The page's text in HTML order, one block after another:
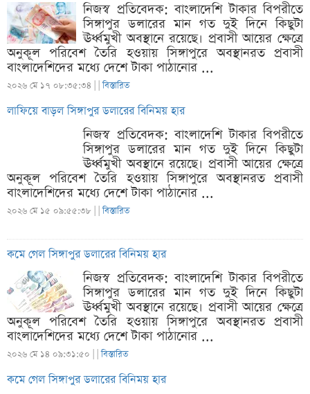
নিজস্ব প্রতিবেদক: বাংলাদেশি টাকার বিপরীতে
সিঙ্গাপুর ডলারের মান গত দুই দিনে কিছুটা
ঊর্ধ্বমুখী অবস্থানে রয়েছে। প্রবাসী আয়ের ক্ষেত্রে
অনুকূল পরিবেশ তৈরি হওয়ায় সিঙ্গাপুরে অবস্থানরত প্রবাসী
বাংলাদেশিদের মধ্যে দেশে টাকা পাঠানোর ...
২০২৬ মে ১৭ ০৮:৩৫:৩৪ | |বিস্তারিত
লাফিয়ে বাড়ল সিঙ্গাপুর ডলারের বিনিময় হার
নিজস্ব প্রতিবেদক: বাংলাদেশি টাকার বিপরীতে
সিঙ্গাপুর ডলারের মান গত দুই দিনে কিছুটা
ঊর্ধ্বমুখী অবস্থানে রয়েছে। প্রবাসী আয়ের ক্ষেত্রে
অনুকূল পরিবেশ তৈরি হওয়ায় সিঙ্গাপুরে অবস্থানরত প্রবাসী
বাংলাদেশিদের মধ্যে দেশে টাকা পাঠানোর ...
২০২৬ মে ১৫ ০৯:৫৫:৩৮ | |বিস্তারিত
কমে গেল সিঙ্গাপুর ডলারের বিনিময় হার
নিজস্ব প্রতিবেদক: বাংলাদেশি টাকার বিপরীতে
সিঙ্গাপুর ডলারের মান গত দুই দিনে কিছুটা
ঊর্ধ্বমুখী অবস্থানে রয়েছে। প্রবাসী আয়ের ক্ষেত্রে
অনুকূল পরিবেশ তৈরি হওয়ায় সিঙ্গাপুরে অবস্থানরত প্রবাসী
বাংলাদেশিদের মধ্যে দেশে টাকা পাঠানোর ...
২০২৬ মে ১৪ ০৯:৩১:৫০ | |বিস্তারিত
কমে গেল সিঙ্গাপুর ডলারের বিনিময় হার